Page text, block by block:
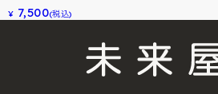
¥ 7,500(税込)